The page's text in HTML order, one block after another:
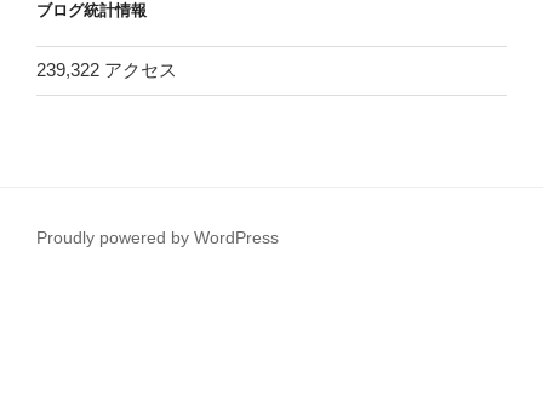
ブ
ブログ統計情報
239,322 アクセス
Proudly powered by WordPress